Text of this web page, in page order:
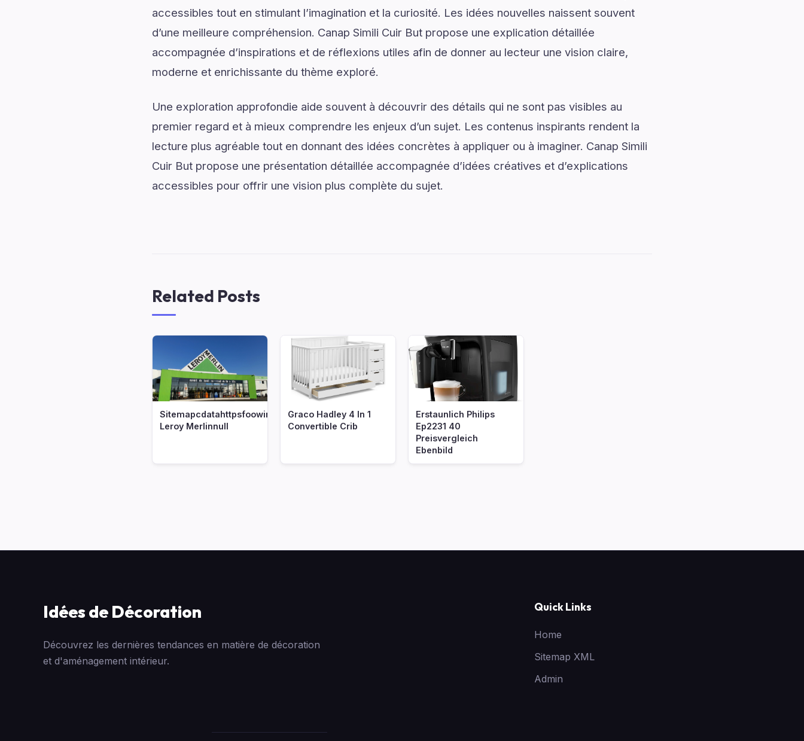
accessibles tout en stimulant l’imagination et la curiosité. Les idées nouvelles naissent souvent
d’une meilleure compréhension. Canap Simili Cuir But propose une explication détaillée
accompagnée d’inspirations et de réflexions utiles afin de donner au lecteur une vision claire,
moderne et enrichissante du thème exploré.
Une exploration approfondie aide souvent à découvrir des détails qui ne sont pas visibles au
premier regard et à mieux comprendre les enjeux d’un sujet. Les contenus inspirants rendent la
lecture plus agréable tout en donnant des idées concrètes à appliquer ou à imaginer. Canap Simili
Cuir But propose une présentation détaillée accompagnée d’idées créatives et d’explications
accessibles pour offrir une vision plus complète du sujet.
Related Posts
Sitemapcdatahttpsfoowindecoocometagere
Leroy Merlinnull
Graco Hadley 4 In 1
Convertible Crib
Erstaunlich Philips
Ep2231 40
Preisvergleich
Ebenbild
Idées de Décoration
Découvrez les dernières tendances en matière de décoration
et d'aménagement intérieur.
Quick Links
Home
Sitemap XML
Admin